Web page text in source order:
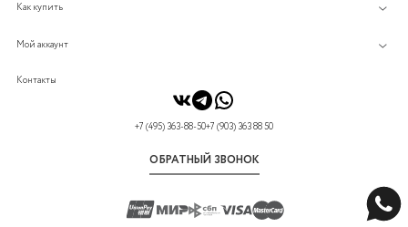
Как купить
Мой аккаунт
Контакты
+7 (495) 363-88-50+7 (903) 363 88 50
ОБРАТНЫЙ ЗВОНОК